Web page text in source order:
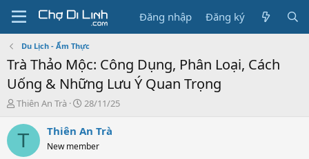
Đăng nhập Đăng ký
Du Lịch - Ẩm Thực
Trà Thảo Mộc: Công Dụng, Phân Loại, Cách
Uống & Những Lưu Ý Quan Trọng
T
r
a
Thiên An Trà
N
à
y
g
28/11/25
T Thiên An Trà
New member